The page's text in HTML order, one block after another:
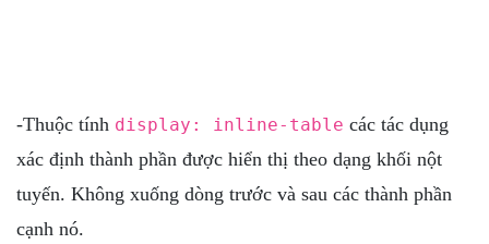
-Thuộc tính display: inline-table các tác dụng
xác định thành phần được hiển thị theo dạng khối nột
tuyến. Không xuống dòng trước và sau các thành phần
cạnh nó.